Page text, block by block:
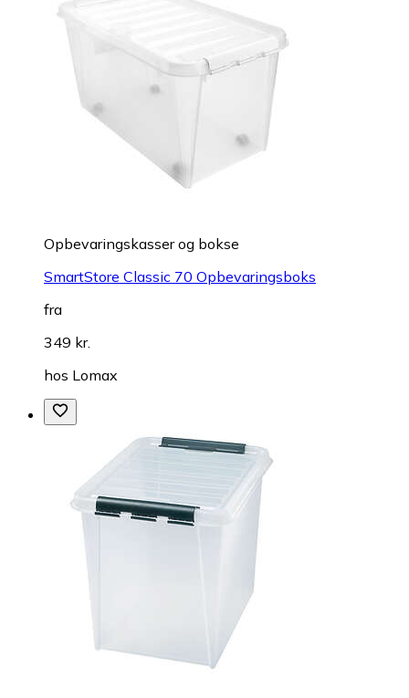
Opbevaringskasser og bokse
SmartStore Classic 70 Opbevaringsboks
fra
349 kr.
hos Lomax